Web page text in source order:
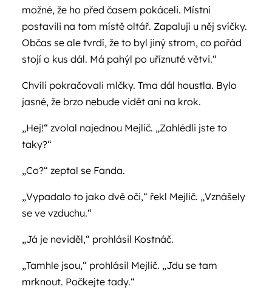
možné, že ho před časem pokáceli. Místní
postavili na tom místě oltář. Zapalují u něj svíčky.
Občas se ale tvrdí, že to byl jiný strom, co pořád
stojí o kus dál. Má pahýl po uříznuté větvi.“
Chvíli pokračovali mlčky. Tma dál houstla. Bylo
jasné, že brzo nebude vidět ani na krok.
„Hej!“ zvolal najednou Mejlič. „Zahlédli jste to
taky?“
„Co?“ zeptal se Fanda.
„Vypadalo to jako dvě oči,“ řekl Mejlič. „Vznášely
se ve vzduchu.“
„Já je neviděl,“ prohlásil Kostnáč.
„Tamhle jsou,“ prohlásil Mejlič. „Jdu se tam
mrknout. Počkejte tady.“